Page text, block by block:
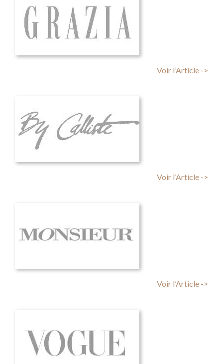
Voir l’Article ->
Voir l’Article ->
Voir l’Article ->